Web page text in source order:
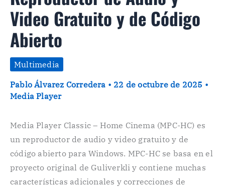
Video Gratuito y de Código
Abierto
Multimedia
Pablo Álvarez Corredera • 22 de octubre de 2025 •
Media Player
Media Player Classic – Home Cinema (MPC-HC) es
un reproductor de audio y video gratuito y de
código abierto para Windows. MPC-HC se basa en el
proyecto original de Guliverkli y contiene muchas
características adicionales y correcciones de